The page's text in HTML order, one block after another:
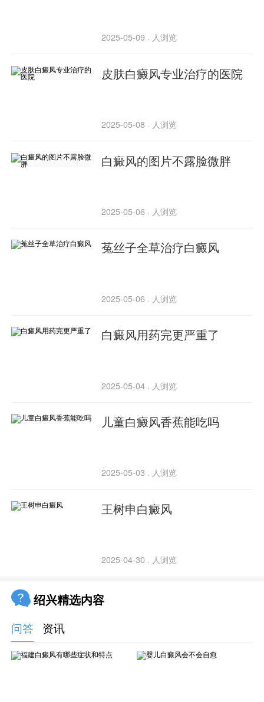
2025-05-09 · 人浏览
皮肤白癜风专业治疗的医院
2025-05-08 · 人浏览
白癜风的图片不露脸微胖
2025-05-06 · 人浏览
菟丝子全草治疗白癜风
2025-05-06 · 人浏览
白癜风用药完更严重了
2025-05-04 · 人浏览
儿童白癜风香蕉能吃吗
2025-05-03 · 人浏览
王树申白癜风
2025-04-30 · 人浏览
绍兴精选内容
问答 资讯